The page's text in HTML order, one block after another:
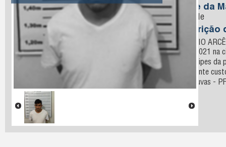
Nome da
Andrade
Descrição
ANTONIO
27/06/2021 na
por equipes da
atualmente
Catanduvas -